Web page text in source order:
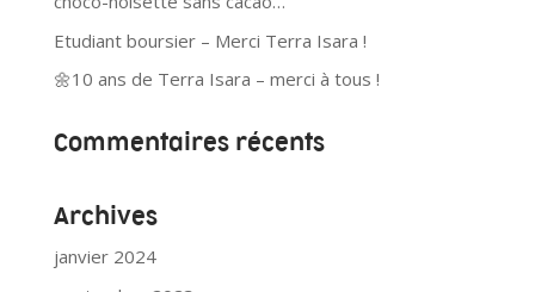
Etudiant boursier – Merci Terra Isara !
🌼10 ans de Terra Isara – merci à tous !
Commentaires récents
Archives
janvier 2024